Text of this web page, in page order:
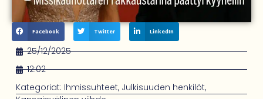
Facebook Twitter LinkedIn
25/12/2025
12:02
Kategoriat: Ihmissuhteet, Julkisuuden henkilöt,